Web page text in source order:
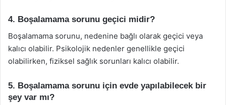
4. Boşalamama sorunu geçici midir?
Boşalamama sorunu, nedenine bağlı olarak geçici veya
kalıcı olabilir. Psikolojik nedenler genellikle geçici
olabilirken, fiziksel sağlık sorunları kalıcı olabilir.
5. Boşalamama sorunu için evde yapılabilecek bir
şey var mı?